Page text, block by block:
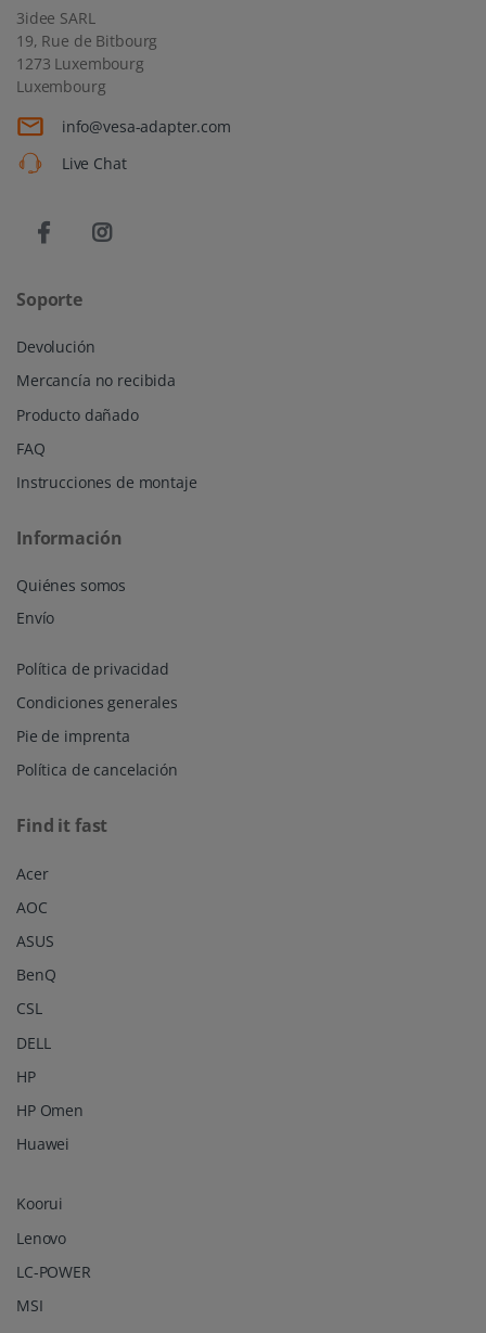
3idee SARL
19, Rue de Bitbourg
1273 Luxembourg
Luxembourg
info@vesa-adapter.com
Live Chat
Soporte
Devolución
Mercancía no recibida
Producto dañado
FAQ
Instrucciones de montaje
Información
Quiénes somos
Envío
Política de privacidad
Condiciones generales
Pie de imprenta
Política de cancelación
Find it fast
Acer
AOC
ASUS
BenQ
CSL
DELL
HP
HP Omen
Huawei
Koorui
Lenovo
LC-POWER
MSI